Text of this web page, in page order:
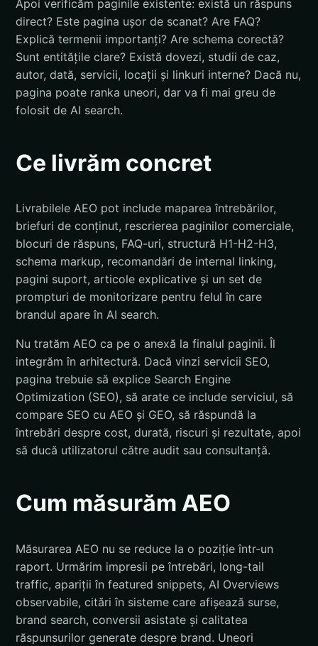
Apoi verificăm paginile existente: există un răspuns
direct? Este pagina ușor de scanat? Are FAQ?
Explică termenii importanți? Are schema corectă?
Sunt entitățile clare? Există dovezi, studii de caz,
autor, dată, servicii, locații și linkuri interne? Dacă nu,
pagina poate ranka uneori, dar va fi mai greu de
folosit de AI search.
Ce livrăm concret
Livrabilele AEO pot include maparea întrebărilor,
briefuri de conținut, rescrierea paginilor comerciale,
blocuri de răspuns, FAQ-uri, structură H1-H2-H3,
schema markup, recomandări de internal linking,
pagini suport, articole explicative și un set de
prompturi de monitorizare pentru felul în care
brandul apare în AI search.
Nu tratăm AEO ca pe o anexă la finalul paginii. Îl
integrăm în arhitectură. Dacă vinzi servicii SEO,
pagina trebuie să explice Search Engine
Optimization (SEO), să arate ce include serviciul, să
compare SEO cu AEO și GEO, să răspundă la
întrebări despre cost, durată, riscuri și rezultate, apoi
să ducă utilizatorul către audit sau consultanță.
Cum măsurăm AEO
Măsurarea AEO nu se reduce la o poziție într-un
raport. Urmărim impresii pe întrebări, long-tail
traffic, apariții în featured snippets, AI Overviews
observabile, citări în sisteme care afișează surse,
brand search, conversii asistate și calitatea
răspunsurilor generate despre brand. Uneori